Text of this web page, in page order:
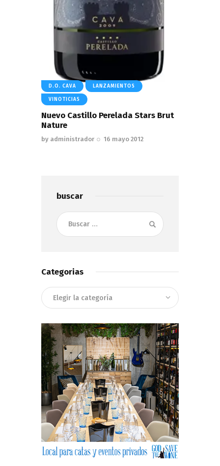
D.O. CAVA LANZAMIENTOS
VINOTICIAS
Nuevo Castillo Perelada Stars Brut
Nature
by administrador 16 mayo 2012
buscar
Buscar:
Categorias
Categorias